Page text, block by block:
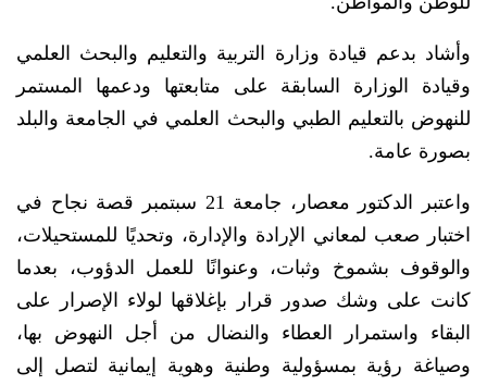
وأشاد بدعم قيادة وزارة التربية والتعليم والبحث العلمي
وقيادة الوزارة السابقة على متابعتها ودعمها المستمر
للنهوض بالتعليم الطبي والبحث العلمي في الجامعة والبلد
بصورة عامة.
واعتبر الدكتور معصار، جامعة 21 سبتمبر قصة نجاح في
اختبار صعب لمعاني الإرادة والإدارة، وتحديًا للمستحيلات،
والوقوف بشموخ وثبات، وعنوانًا للعمل الدؤوب، بعدما
كانت على وشك صدور قرار بإغلاقها لولاء الإصرار على
البقاء واستمرار العطاء والنضال من أجل النهوض بها،
وصياغة رؤية بمسؤولية وطنية وهوية إيمانية لتصل إلى